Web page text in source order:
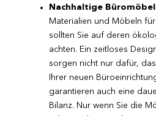
Nachhaltige Büromöbel
Materialien und Möbeln
sollten Sie auf deren
achten. Ein zeitloses
sorgen nicht nur dafür,
Ihrer neuen
garantieren auch eine
Bilanz. Nur wenn Sie die